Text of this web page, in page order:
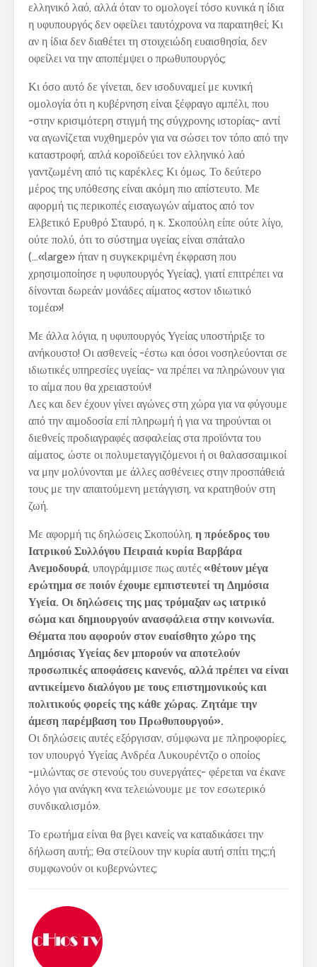
ελληνικό λαό, αλλά όταν το ομολογεί τόσο κυνικά η ίδια
η υφυπουργός δεν οφείλει ταυτόχρονα να παραιτηθεί; Κι
αν η ίδια δεν διαθέτει τη στοιχειώδη ευαισθησία, δεν
οφείλει να την αποπέμψει ο πρωθυπουργός;
Κι όσο αυτό δε γίνεται, δεν ισοδυναμεί με κυνική
ομολογία ότι η κυβέρνηση είναι ξέφραγο αμπέλι, που
-στην κρισιμότερη στιγμή της σύγχρονης ιστορίας- αντί
να αγωνίζεται νυχθημερόν για να σώσει τον τόπο από την
καταστροφή, απλά κοροϊδεύει τον ελληνικό λαό
γαντζωμένη από τις καρέκλες; Κι όμως. Το δεύτερο
μέρος της υπόθεσης είναι ακόμη πιο απίστευτο. Με
αφορμή τις περικοπές εισαγωγών αίματος από τον
Ελβετικό Ερυθρό Σταυρό, η κ. Σκοπούλη είπε ούτε λίγο,
ούτε πολύ, ότι το σύστημα υγείας είναι σπάταλο
(…«large» ήταν η συγκεκριμένη έκφραση που
χρησιμοποίησε η υφυπουργός Υγείας), γιατί επιτρέπει να
δίνονται δωρεάν μονάδες αίματος «στον ιδιωτικό
τομέα»!
Με άλλα λόγια, η υφυπουργός Υγείας υποστήριξε το
ανήκουστο! Οι ασθενείς -έστω και όσοι νοσηλεύονται σε
ιδιωτικές υπηρεσίες υγείας- να πρέπει να πληρώνουν για
το αίμα που θα χρειαστούν!
Λες και δεν έχουν γίνει αγώνες στη χώρα για να φύγουμε
από την αιμοδοσία επί πληρωμή ή για να τηρούνται οι
διεθνείς προδιαγραφές ασφαλείας στα προϊόντα του
αίματος, ώστε οι πολυμεταγγιζόμενοι ή οι θαλασσαιμικοί
να μην μολύνονται με άλλες ασθένειες στην προσπάθειά
τους με την απαιτούμενη μετάγγιση, να κρατηθούν στη
ζωή.
Με αφορμή τις δηλώσεις Σκοπούλη, η πρόεδρος του
Ιατρικού Συλλόγου Πειραιά κυρία Βαρβάρα
Ανεμοδουρά, υπογράμμισε πως αυτές «θέτουν μέγα
ερώτημα σε ποιόν έχουμε εμπιστευτεί τη Δημόσια
Υγεία. Οι δηλώσεις της μας τρόμαξαν ως ιατρικό
σώμα και δημιουργούν ανασφάλεια στην κοινωνία.
Θέματα που αφορούν στον ευαίσθητο χώρο της
Δημόσιας Υγείας δεν μπορούν να αποτελούν
προσωπικές αποφάσεις κανενός, αλλά πρέπει να είναι
αντικείμενο διαλόγου με τους επιστημονικούς και
πολιτικούς φορείς της κάθε χώρας. Ζητάμε την
άμεση παρέμβαση του Πρωθυπουργού».
Οι δηλώσεις αυτές εξόργισαν, σύμφωνα με πληροφορίες,
τον υπουργό Υγείας Ανδρέα Λυκουρέντζο ο οποίος
-μιλώντας σε στενούς του συνεργάτες- φέρεται να έκανε
λόγο για ανάγκη «να τελειώνουμε με τον εσωτερικό
συνδικαλισμό».
Το ερωτήμα είναι θα βγει κανείς να καταδικάσει την
δήλωση αυτή;; Θα στείλουν την κυρία αυτή σπίτι της;;ή
συμφωνούν οι κυβερνώντες;